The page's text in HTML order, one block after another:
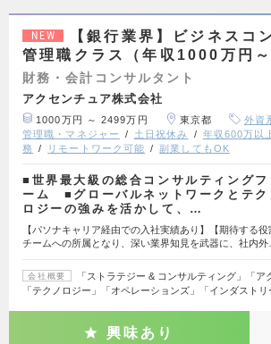
NEW
【銀行業界】ビジネスコ
管理職クラス（年収1000万円
財務・会計コンサルタント
アクセンチュア株式会社
1000万円 ～ 2499万円 東京都 外資
管理職・マネジャー
土日祝休み 年収600万以
務
リモートワーク可能 副業してもOK
■世界最大級の総合コンサルティングフ
ーム ■グローバルネットワークとテク
ロジーの強みを活かして、…
【パソナキャリア経由での入社実績あり】【期待する
チームへの所属となり、深い業界知見を武器に、社内外
会社概要
「ストラテジー & コンサルティング」「ア
「テクノロジー」「オペレーションズ」「インダストリ
興味あり